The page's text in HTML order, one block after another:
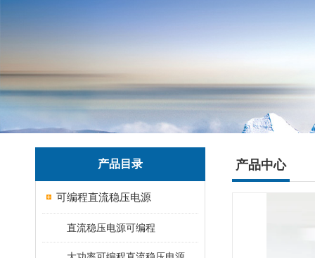
产品目录
可编程直流稳压电源
直流稳压电源可编程
产品中心